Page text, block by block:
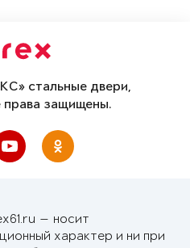
стальные двери,
права защищены.
— носит
характер и ни при